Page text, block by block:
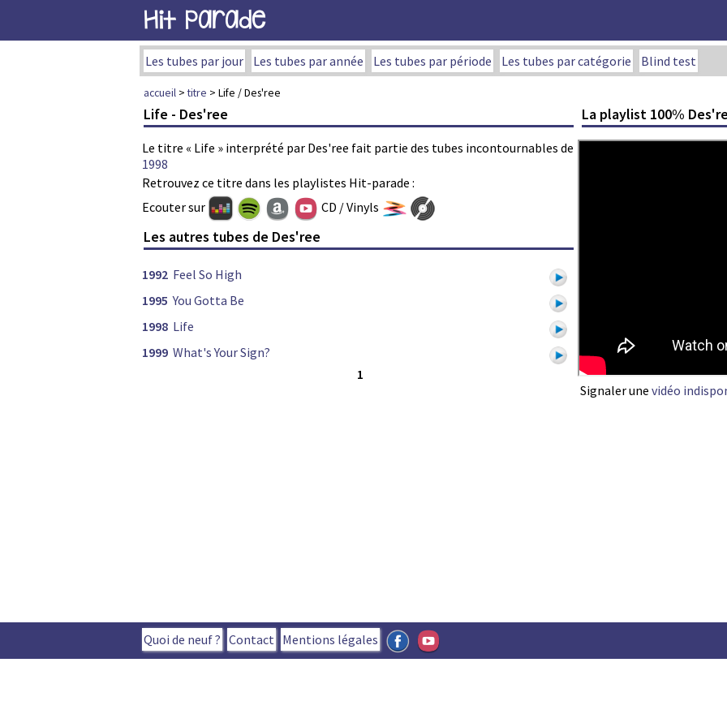
Hit Parade
Les tubes par jour Les tubes par année Les tubes par période Les tubes par catégorie Blind test
accueil >titre > Life / Des'ree
Life - Des'ree
Le titre « Life » interprété par Des'ree fait partie des tubes incontournables de
1998
Retrouvez ce titre dans les playlistes Hit-parade :
La playlist 100%
Signaler une vidéo
Ecouter sur CD / Vinyls
Les autres tubes de Des'ree
1992 Feel So High
1995 You Gotta Be
1998 Life
1999 What's Your Sign?
1
Quoi de neuf ? Contact Mentions légales